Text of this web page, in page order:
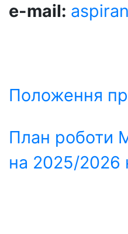
e-mail:
Положення
План роботи
на 2025/2026